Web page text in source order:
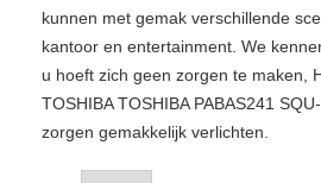
kunnen met gemak verschillende
kantoor en entertainment. We
u hoeft zich geen zorgen te maken,
TOSHIBA TOSHIBA PABAS241
zorgen gemakkelijk verlichten.